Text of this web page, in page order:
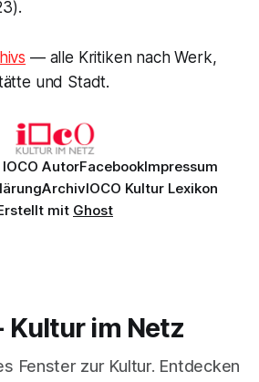
— alle Kritiken nach Werk,
und Stadt.
AutorFacebookImpressum
ArchivIOCO Kultur Lexikon
mit Ghost
Kultur im Netz
Fenster zur Kultur. Entdecken